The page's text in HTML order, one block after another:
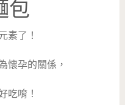
包
素了！
懷孕的關係，
吃唷！